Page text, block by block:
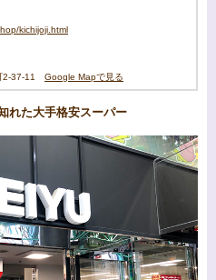
kichijoji.html
2-37-11 Google Mapで見る
れた大手格安スーパー